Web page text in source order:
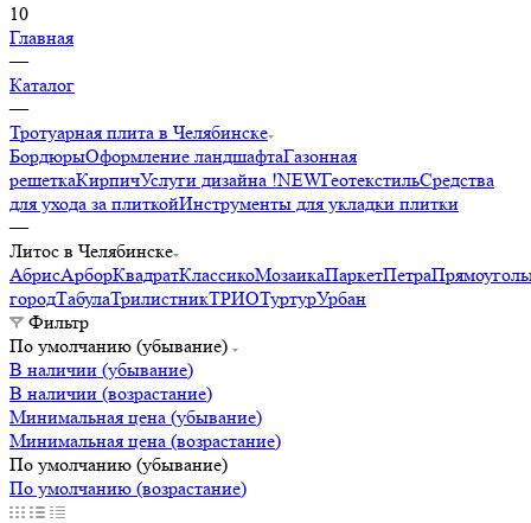
10
Главная
—
Каталог
—
Тротуарная плита в Челябинске
БордюрыОформление ландшафтаГазонная
решеткаКирпичУслуги дизайна !NEWГеотекстильСредства
для ухода за плиткойИнструменты для укладки плитки
—
Литос в Челябинске
АбрисАрборКвадратКлассикоМозаикаПаркетПетра
городТабулаТрилистникТРИОТуртурУрбан
Фильтр
По умолчанию (убывание)
В наличии (убывание)
В наличии (возрастание)
Минимальная цена (убывание)
Минимальная цена (возрастание)
По умолчанию (убывание)
По умолчанию (возрастание)